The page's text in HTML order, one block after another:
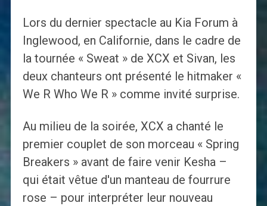
Lors du dernier spectacle au Kia Forum à
Inglewood, en Californie, dans le cadre de
la tournée « Sweat » de XCX et Sivan, les
deux chanteurs ont présenté le hitmaker «
We R Who We R » comme invité surprise.
Au milieu de la soirée, XCX a chanté le
premier couplet de son morceau « Spring
Breakers » avant de faire venir Kesha –
qui était vêtue d'un manteau de fourrure
rose – pour interpréter leur nouveau